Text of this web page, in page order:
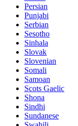
Persian
Punjabi
Serbian
Sesotho
Sinhala
Slovak
Slovenian
Somali
Samoan
Scots Gaelic
Shona
Sindhi
Sundanese